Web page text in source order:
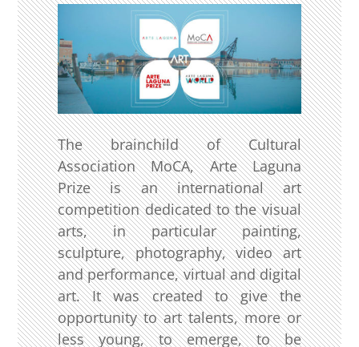
The brainchild of Cultural
Association MoCA, Arte Laguna
Prize is an international art
competition dedicated to the visual
arts, in particular painting,
sculpture, photography, video art
and performance, virtual and digital
art. It was created to give the
opportunity to art talents, more or
less young, to emerge, to be